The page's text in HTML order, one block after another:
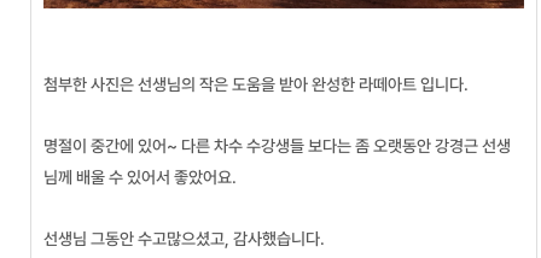
첨부한 사진은 선생님의 작은 도움을 받아 완성한 라떼아트 입니다.
명절이 중간에 있어~ 다른 차수 수강생들 보다는 좀 오랫동안 강경근 선생
님께 배울 수 있어서 좋았어요.
선생님 그동안 수고많으셨고, 감사했습니다.